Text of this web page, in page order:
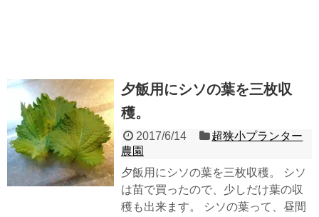
夕飯用にシソの葉を三枚収
穫。
2017/6/14
超狭小プランター
農園
夕飯用にシソの葉を三枚収穫。 シソ
は苗で買ったので、少しだけ葉の収
穫も出来ます。 シソの葉って、昼間